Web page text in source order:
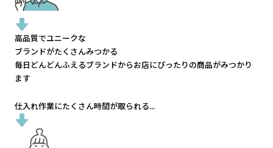
高品質でユニークな
ブランドがたくさんみつかる
毎日どんどんふえるブランドからお店にぴったりの商品がみつかり
ます
仕入れ作業にたくさん時間が取られる...